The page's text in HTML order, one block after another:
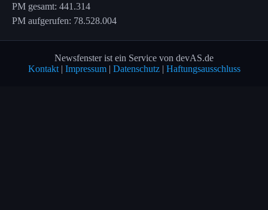
PM gesamt: 441.314
PM aufgerufen: 78.528.004
Newsfenster ist ein Service von devAS.de
Kontakt| Impressum| Datenschutz| Haftungsausschluss